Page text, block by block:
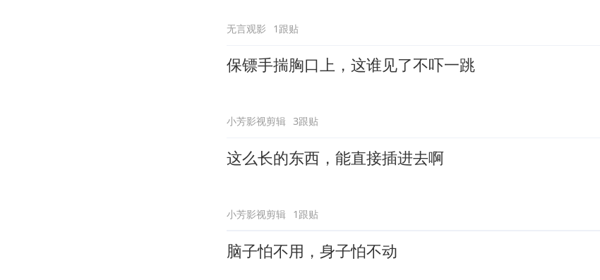
无言观影 1跟贴
保镖手揣胸口上，这谁见了不吓一跳
小芳影视剪辑 3跟贴
这么长的东西，能直接插进去啊
小芳影视剪辑 1跟贴
脑子怕不用，身子怕不动